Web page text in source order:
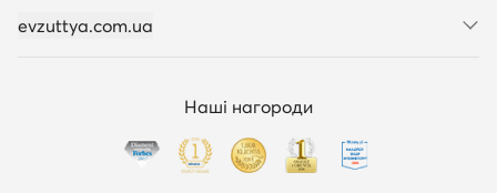
evzuttya.com.ua
Наші нагороди